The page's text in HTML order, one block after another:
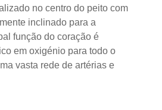
no centro do peito com
inclinado para a
função do coração é
em oxigénio para todo o
vasta rede de artérias e